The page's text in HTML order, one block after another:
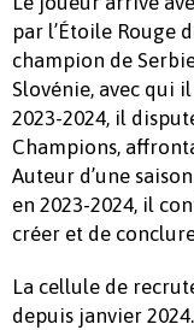
par l’Étoile Rouge
champion de
Slovénie, avec qui
2023-2024, il
Champions,
Auteur d’une
en 2023-2024, il
créer et de
La cellule de
depuis janvier